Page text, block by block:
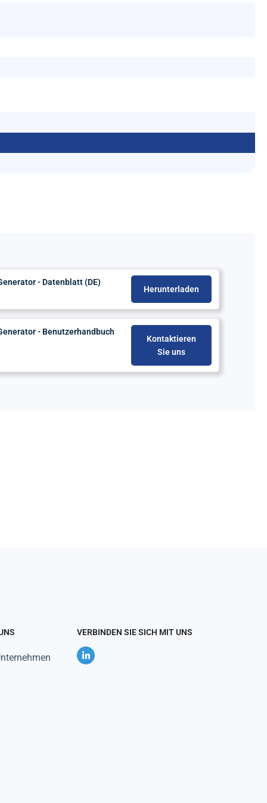
- Datenblatt (DE)
Herunterladen
- Benutzerhandbuch
Kontaktieren
Sie uns
VERBINDEN SIE SICH MIT UNS